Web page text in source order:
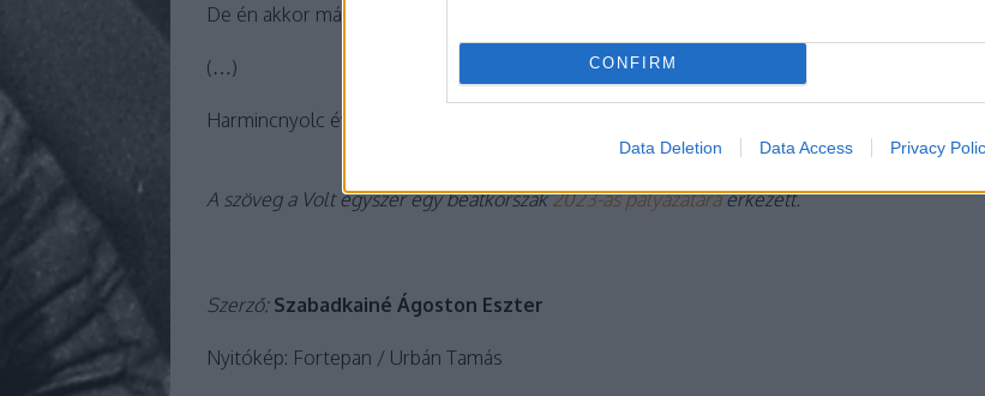
CONFIRM
Data Deletion Data Access Privacy
De én akkor már tudtam…
(…)
Harmincnyolc éve vagyunk házasok.
A szöveg a Volt egyszer egy beatkorszak2023-as pályázatáraérkezett.
Szerző: Szabadkainé Ágoston Eszter
Nyitókép: Fortepan / Urbán Tamás